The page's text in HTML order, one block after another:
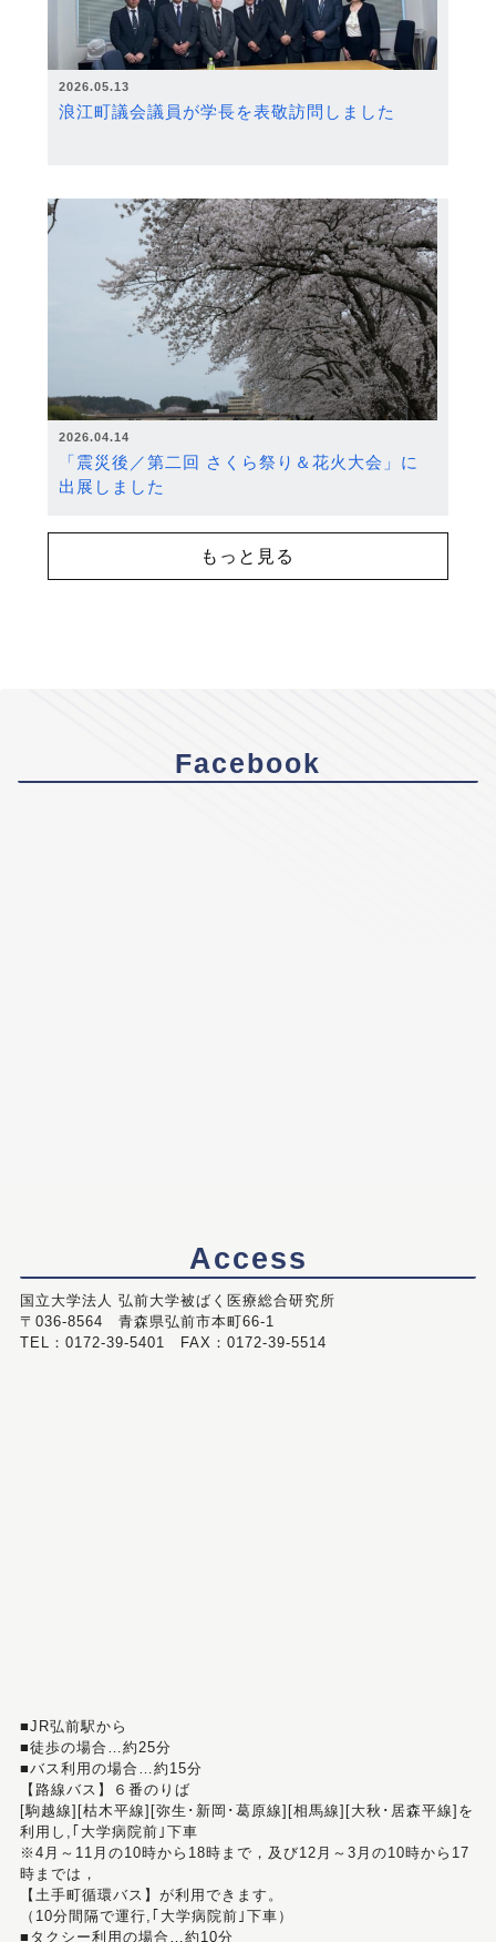
2026.05.13
浪江町議会議員が学長を表敬訪問しました
2026.04.14
「震災後／第二回 さくら祭り＆花火大会」に
出展しました
もっと見る
Facebook
Access
国立大学法人 弘前大学被ばく医療総合研究所
〒036-8564 青森県弘前市本町66-1
TEL：0172-39-5401 FAX：0172-39-5514
■JR弘前駅から
■徒歩の場合…約25分
■バス利用の場合…約15分
【路線バス】６番のりば
[駒越線][枯木平線][弥生･新岡･葛原線][相馬線][大秋･居森平線]を
利用し,｢大学病院前｣下車
※4月～11月の10時から18時まで，及び12月～3月の10時から17
時までは，
【土手町循環バス】が利用できます。
（10分間隔で運行,｢大学病院前｣下車）
■タクシー利用の場合…約10分